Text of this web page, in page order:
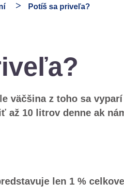
Potíš sa priveľa?
väčšina z toho sa vyparí
až 10 litrov denne ak
len 1 %